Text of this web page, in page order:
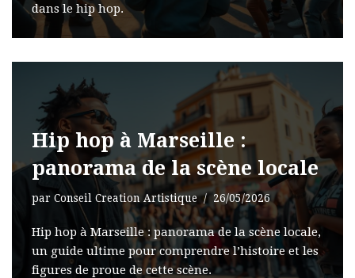
dans le hip hop.
Hip hop à Marseille :
panorama de la scène locale
par Conseil Creation Artistique 26/05/2026
Hip hop à Marseille : panorama de la scène locale,
un guide ultime pour comprendre l’histoire et les
figures de proue de cette scène.